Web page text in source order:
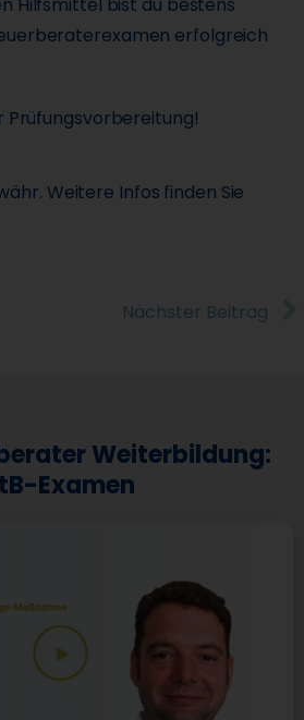
erfolgreich
Prüfungsvorbereitung!
Weitere Infos finden Sie
Nächster Beitrag
Weiterbildung:
Examen